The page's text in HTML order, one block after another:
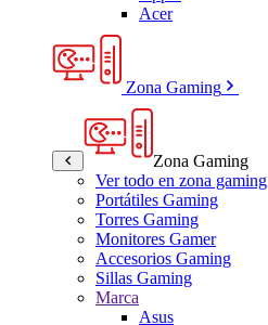
Acer
Zona Gaming
Zona Gaming
Ver todo en zona gaming
Portátiles Gaming
Torres Gaming
Monitores Gamer
Accesorios Gaming
Sillas Gaming
Marca
Asus